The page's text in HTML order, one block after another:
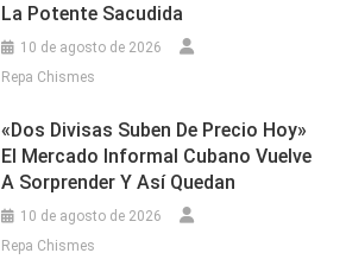
La Potente Sacudida
10 de agosto de 2026
Repa Chismes
«Dos Divisas Suben De Precio Hoy»
El Mercado Informal Cubano Vuelve
A Sorprender Y Así Quedan
10 de agosto de 2026
Repa Chismes